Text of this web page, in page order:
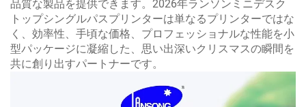
品質な製品を提供できます。2026年ランソンミニデスク
トップシングルパスプリンターは単なるプリンターではな
く、効率性、手頃な価格、プロフェッショナルな性能を小
型パッケージに凝縮した、思い出深いクリスマスの瞬間を
共に創り出すパートナーです。